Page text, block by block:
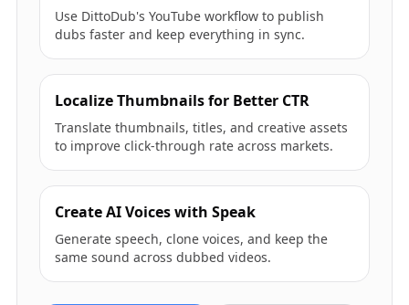
Use DittoDub's YouTube workflow to publish
dubs faster and keep everything in sync.
Localize Thumbnails for Better CTR
Translate thumbnails, titles, and creative assets
to improve click-through rate across markets.
Create AI Voices with Speak
Generate speech, clone voices, and keep the
same sound across dubbed videos.